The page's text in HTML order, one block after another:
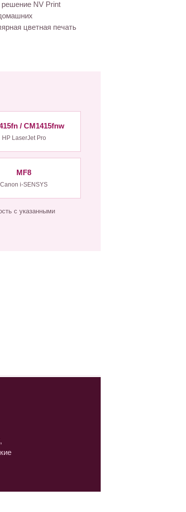
NV Print
цветная печать
/ CM1415fnw
HP LaserJet Pro
MF8
Canon i-SENSYS
с указанными